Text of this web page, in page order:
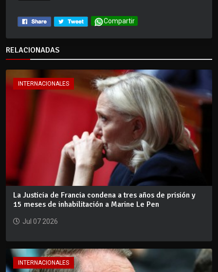
Compartir
RELACIONADAS
INTERNACIONALES
La Justicia de Francia condena a tres años de prisión y
15 meses de inhabilitación a Marine Le Pen
Jul 07 2026
INTERNACIONALES